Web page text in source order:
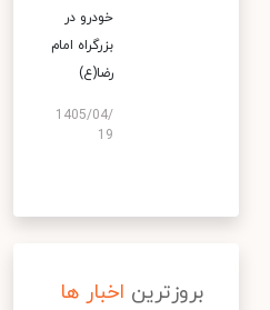
خودرو در
بزرگراه امام
رضا(ع)
1405/04/
19
بروزترین اخبار ها